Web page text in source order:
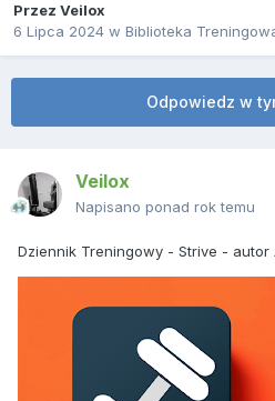
Przez Veilox
6 Lipca 2024 w Biblioteka
Odpowiedz w
Veilox
Napisano ponad rok temu
Dziennik Treningowy - Strive - autor